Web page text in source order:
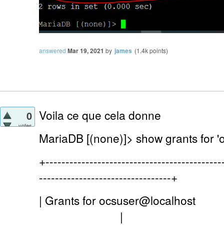
answered Mar 19, 2021 by james (1.4kpoints)
0
votes
Voila ce que cela donne
MariaDB [(none)]> show grants for
---------------------------------+
| Grants for
|